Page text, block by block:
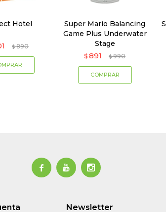
Hotel
$ 890
Super Mario Balancing
Game Plus Underwater
Stage
$ 891 $ 990
  
Newsletter